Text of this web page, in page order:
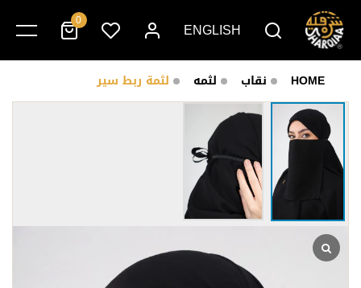
ENGLISH
0
HOME نقاب لثمه لثمة ربط سير